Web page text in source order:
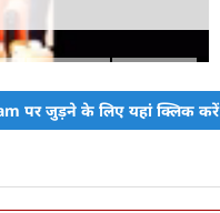
पर जुड़ने के लिए यहां क्लिक करें